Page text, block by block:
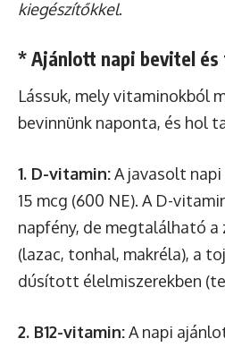
kiegészítőkkel.
* Ajánlott napi bevitel
Lássuk, mely vitaminokból
bevinnünk naponta, és hol
1. D-vitamin:A javasolt
15 mcg (600 NE). A D-
napfény, de megtalálható a
(lazac, tonhal, makréla), a
dúsított élelmiszerekben
2. B12-vitamin:A napi